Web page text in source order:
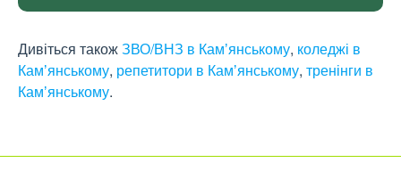
Дивіться такожЗВО/ВНЗ в Камʼянському, коледжі в
Камʼянському, репетитори в Камʼянському, тренінги в
Камʼянському.